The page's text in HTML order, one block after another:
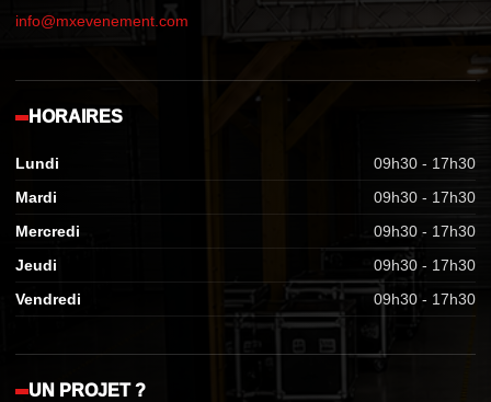
info@mxevenement.com
HORAIRES
Lundi
09h30 - 17h30
Mardi
09h30 - 17h30
Mercredi
09h30 - 17h30
Jeudi
09h30 - 17h30
Vendredi
09h30 - 17h30
UN PROJET ?